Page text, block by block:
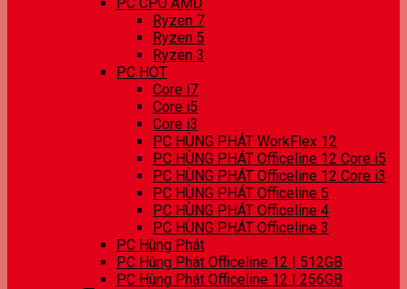
Ryzen 7
Ryzen 5
Ryzen 3
PC HOT
Core i7
Core i5
Core i3
PC HÙNG PHÁT WorkFlex 12
PC HÙNG PHÁT Officeline 12 Core i5
PC HÙNG PHÁT Officeline 12 Core i3
PC HÙNG PHÁT Officeline 5
PC HÙNG PHÁT Officeline 4
PC HÙNG PHÁT Officeline 3
PC Hùng Phát
PC Hùng Phát Officeline 12 | 512GB
PC Hùng Phát Officeline 12 | 256GB